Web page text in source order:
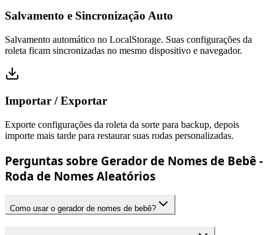
Salvamento e Sincronização Auto
Salvamento automático no LocalStorage. Suas configurações da
roleta ficam sincronizadas no mesmo dispositivo e navegador.
Importar / Exportar
Exporte configurações da roleta da sorte para backup, depois
importe mais tarde para restaurar suas rodas personalizadas.
Perguntas sobre Gerador de Nomes de Bebê -
Roda de Nomes Aleatórios
Como usar o gerador de nomes de bebê?